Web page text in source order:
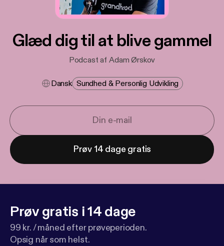
Glæd dig til at blive gammel
Podcast af Adam Ørskov
Dansk Sundhed & Personlig Udvikling
Prøv 14 dage gratis
Prøv gratis i 14 dage
99 kr. / måned efter prøveperioden.
Opsig når som helst.